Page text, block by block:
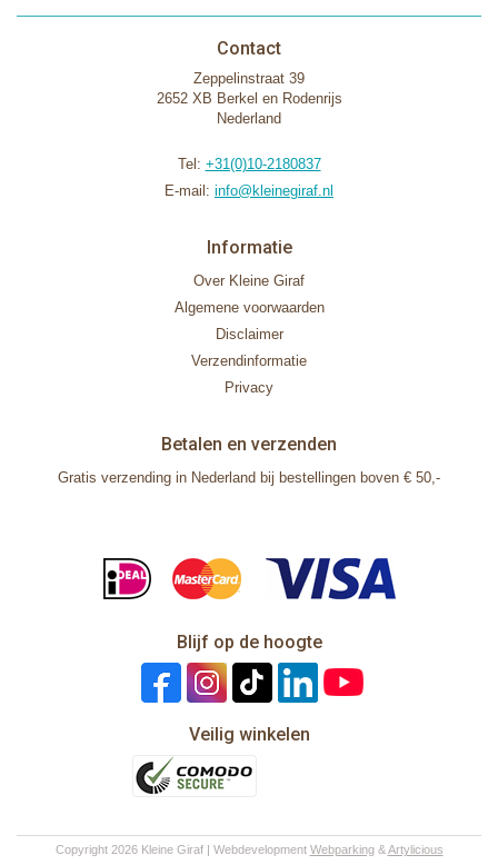
Contact
Zeppelinstraat 39
2652 XB Berkel en Rodenrijs
Nederland
Tel: +31(0)10-2180837
E-mail: info@kleinegiraf.nl
Informatie
Over Kleine Giraf
Algemene voorwaarden
Disclaimer
Verzendinformatie
Privacy
Betalen en verzenden
Gratis verzending in Nederland bij bestellingen boven € 50,-
Blijf op de hoogte
Veilig winkelen
Copyright 2026 Kleine Giraf | Webdevelopment Webparking&Artylicious